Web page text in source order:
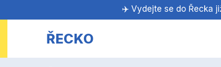
✈️ Vydejte se do Řecka
ŘECKO